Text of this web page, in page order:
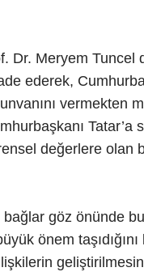
Dr. Meryem Tuncel
ederek,
vermekten
Tatar’a
değerlere olan
göz önünde
önem